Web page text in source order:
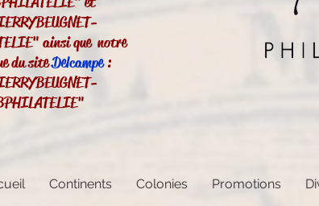
ainsi que notre
du siteDelcampe:
Continents Colonies Promotions